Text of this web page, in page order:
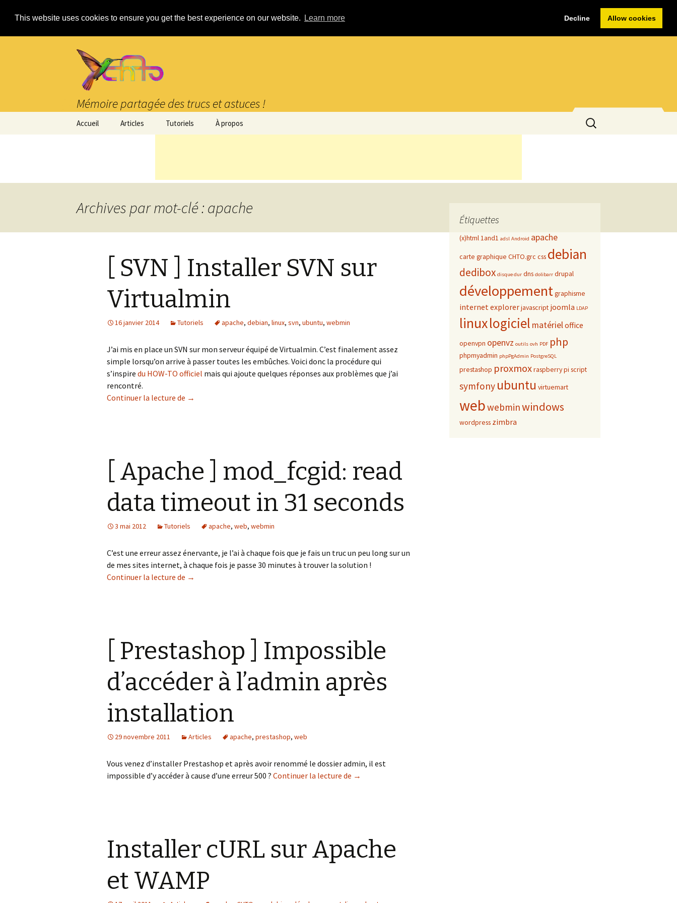
This website uses cookies to ensure you get the best experience on our website. Learn more Decline Allow cookies
Mémoire partagée des trucs et astuces !
Accueil Articles Tutoriels À propos
Rechercher :
Archives par mot-clé : apache
[ SVN ] Installer SVN sur
Virtualmin
16 janvier 2014 Tutoriels apache, debian, linux, svn, ubuntu, webmin
J’ai mis en place un SVN sur mon serveur équipé de Virtualmin. C’est finalement assez
simple lorsqu’on arrive à passer toutes les embûches. Voici donc la procédure qui
s’inspire du HOW-TO officiel mais qui ajoute quelques réponses aux problèmes que j’ai
rencontré.
Continuer la lecture de [ SVN ] Installer SVN sur Virtualmin
→
[ Apache ] mod_fcgid: read
data timeout in 31 seconds
3 mai 2012 Tutoriels apache, web, webmin
C’est une erreur assez énervante, je l’ai à chaque fois que je fais un truc un peu long sur un
de mes sites internet, à chaque fois je passe 30 minutes à trouver la solution !
Continuer la lecture de [ Apache ] mod_fcgid: read data timeout in 31 seconds
→
[ Prestashop ] Impossible
d’accéder à l’admin après
installation
29 novembre 2011 Articles apache, prestashop, web
Vous venez d’installer Prestashop et après avoir renommé le dossier admin, il est
impossible d’y accéder à cause d’une erreur 500 ? Continuer la lecture de [ Prestashop ] Impossible d’accéder à l’admin après installation
→
Installer cURL sur Apache
et WAMP
Étiquettes
(x)html 1and1 adsl Android apache
carte graphique CHTO.grc css debian
dedibox disque dur dns dolibarr drupal
développementgraphisme
internet explorerjavascript joomla LDAP
linuxlogiciel matérieloffice
openvpn openvz outils ovh PDF php
phpmyadmin phpPgAdmin PostgreSQL
prestashop proxmoxraspberry pi script
symfony ubuntu virtuemart
webwebminwindows
wordpress zimbra